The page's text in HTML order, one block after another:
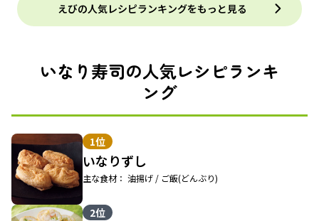
えびの人気レシピランキングをもっと見る
いなり寿司の人気レシピランキ
ング
1位
いなりずし
主な食材： 油揚げ / ご飯(どんぶり)
2位